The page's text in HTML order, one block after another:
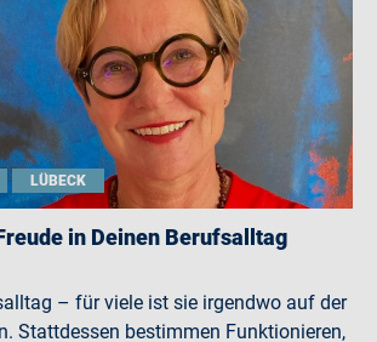
LÜBECK
in Deinen Berufsalltag
– für viele ist sie irgendwo auf der
Stattdessen bestimmen Funktionieren,